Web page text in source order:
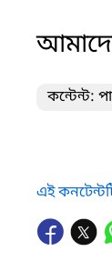
কন্টেন্ট:
এই